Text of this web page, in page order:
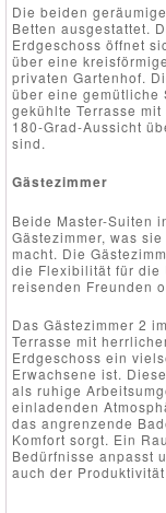
Die beiden
Betten ausgestattet.
Erdgeschoss öffnet
über eine
privaten Gartenhof.
über eine gemütliche
gekühlte Terrasse
180-Grad-Aussicht
sind.
Gästezimmer
Beide Master-Suiten
Gästezimmer, was
macht. Die
die Flexibilität für die
reisenden Freunden
Das Gästezimmer 2
Terrasse mit
Erdgeschoss ein
Erwachsene ist.
als ruhige
einladenden
das angrenzende
Komfort sorgt. Ein
Bedürfnisse anpasst
auch der